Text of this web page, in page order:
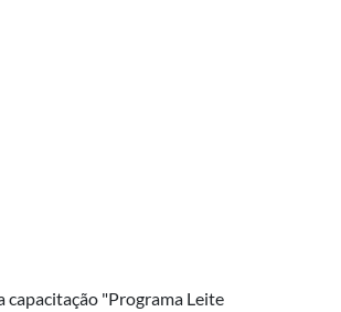
capacitação "Programa Leite